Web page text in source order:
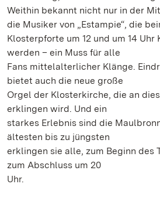
Weithin bekannt nicht nur in der
die Musiker von „Estampie“, die
Klosterpforte um 12 und um 14 Uhr
werden – ein Muss für alle
Fans mittelalterlicher Klänge.
bietet auch die neue große
Orgel der Klosterkirche, die an
erklingen wird. Und ein
starkes Erlebnis sind die
ältesten bis zu jüngsten
erklingen sie alle, zum Beginn des
zum Abschluss um 20
Uhr.